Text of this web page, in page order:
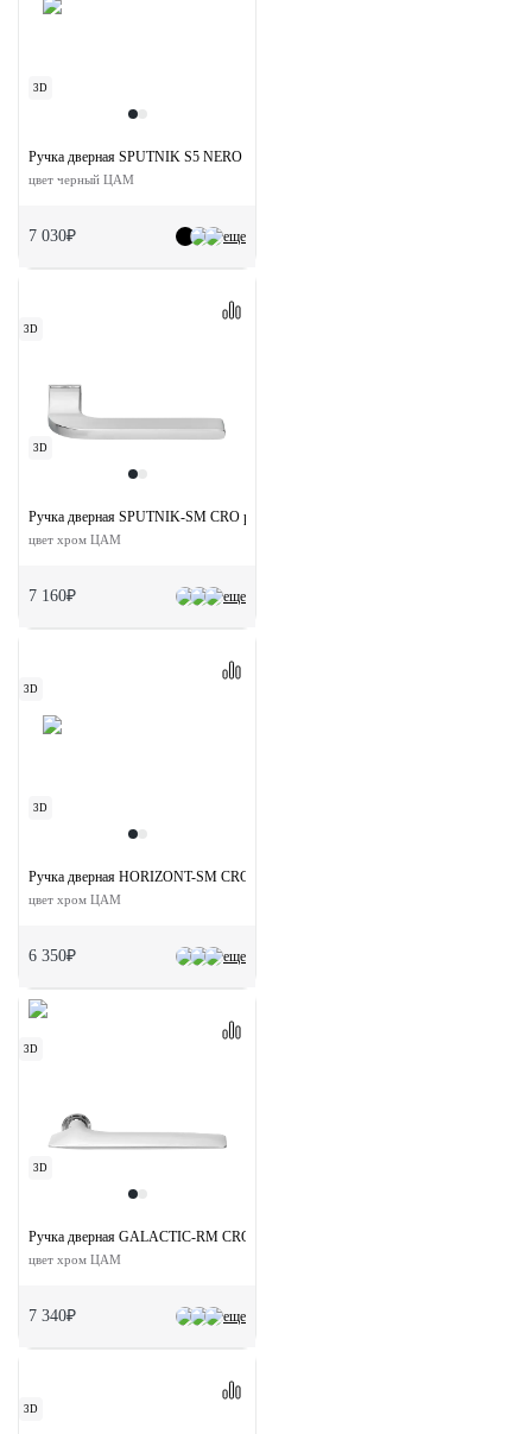
3D
еще
Ручка дверная SPUTNIK S5 NERO раздельная на квадратной розетке
цвет черный ЦАМ
7 030₽
3D
3D
еще
Ручка дверная SPUTNIK-SM CRO раздельная без розетки
цвет хром ЦАМ
7 160₽
3D
3D
еще
Ручка дверная HORIZONT-SM CRO раздельная без розетки
цвет хром ЦАМ
6 350₽
3D
3D
еще
Ручка дверная GALACTIC-RM CRO раздельная без розетки
цвет хром ЦАМ
7 340₽
3D